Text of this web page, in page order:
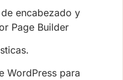
encabezado y
Page Builder
WordPress para